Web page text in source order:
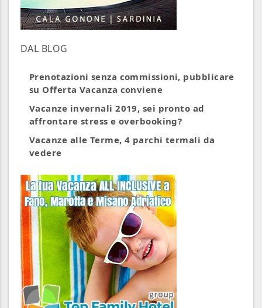
DAL BLOG
Prenotazioni senza commissioni, pubblicare
su Offerta Vacanza conviene
Vacanze invernali 2019, sei pronto ad
affrontare stress e overbooking?
Vacanze alle Terme, 4 parchi termali da
vedere